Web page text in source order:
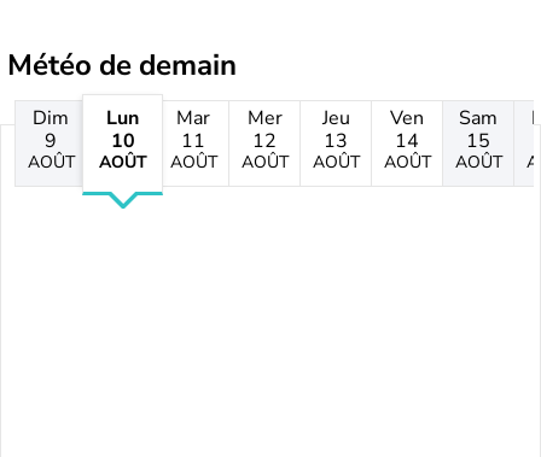
Météo de demain
Dim
9
AOÛT
Lun
10
AOÛT
Mar
11
AOÛT
Mer
12
AOÛT
Jeu
13
AOÛT
Ven
14
AOÛT
Sam
15
AOÛT